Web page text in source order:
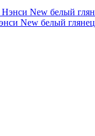
New белый глянец